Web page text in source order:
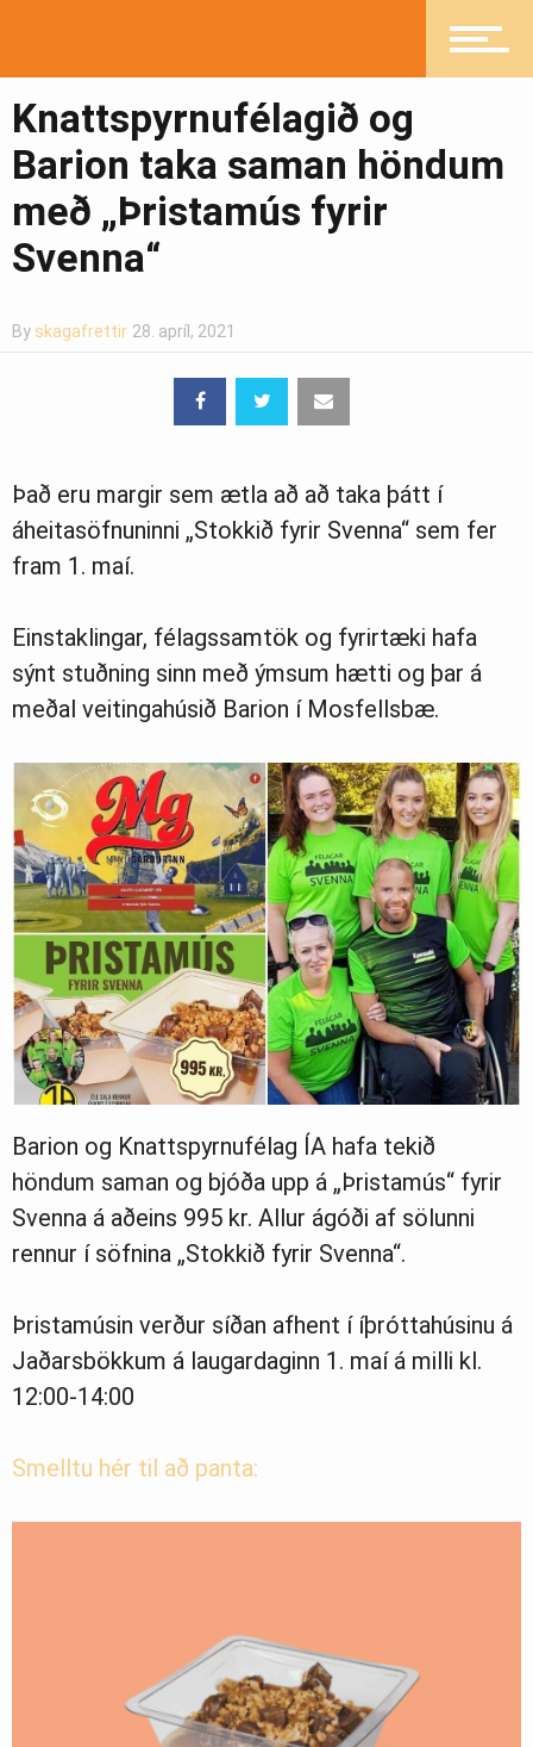
Heilsueflandi samfélag
Pistlar
Knattspyrnufélagið og
Barion taka saman höndum
með „Þristamús fyrir
Svenna“
By skagafrettir 28. apríl, 2021
Það eru margir sem ætla að að taka þátt í
áheitasöfnuninni „Stokkið fyrir Svenna“ sem fer
fram 1. maí.
Einstaklingar, félagssamtök og fyrirtæki hafa
sýnt stuðning sinn með ýmsum hætti og þar á
meðal veitingahúsið Barion í Mosfellsbæ.
Barion og Knattspyrnufélag ÍA hafa tekið
höndum saman og bjóða upp á „Þristamús“ fyrir
Svenna á aðeins 995 kr. Allur ágóði af sölunni
rennur í söfnina „Stokkið fyrir Svenna“.
Þristamúsin verður síðan afhent í íþróttahúsinu á
Jaðarsbökkum á laugardaginn 1. maí á milli kl.
12:00-14:00
Smelltu hér til að panta: